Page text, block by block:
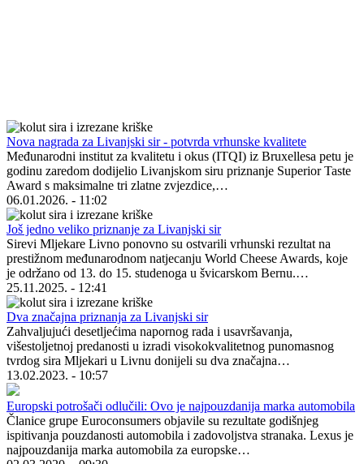
Nova nagrada za Livanjski sir - potvrda vrhunske kvalitete
Međunarodni institut za kvalitetu i okus (ITQI) iz Bruxellesa petu je
godinu zaredom dodijelio Livanjskom siru priznanje Superior Taste
Award s maksimalne tri zlatne zvjezdice,…
06.01.2026. - 11:02
Još jedno veliko priznanje za Livanjski sir
Sirevi Mljekare Livno ponovno su ostvarili vrhunski rezultat na
prestižnom međunarodnom natjecanju World Cheese Awards, koje
je održano od 13. do 15. studenoga u švicarskom Bernu.…
25.11.2025. - 12:41
Dva značajna priznanja za Livanjski sir
Zahvaljujući desetljećima napornog rada i usavršavanja,
višestoljetnoj predanosti u izradi visokokvalitetnog punomasnog
tvrdog sira Mljekari u Livnu donijeli su dva značajna…
13.02.2023. - 10:57
Europski potrošači odlučili: Ovo je najpouzdanija marka automobila
Članice grupe Euroconsumers objavile su rezultate godišnjeg
ispitivanja pouzdanosti automobila i zadovoljstva stranaka. Lexus je
najpouzdanija marka automobila za europske…